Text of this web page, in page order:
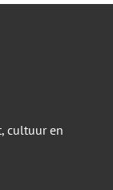
cultuur en